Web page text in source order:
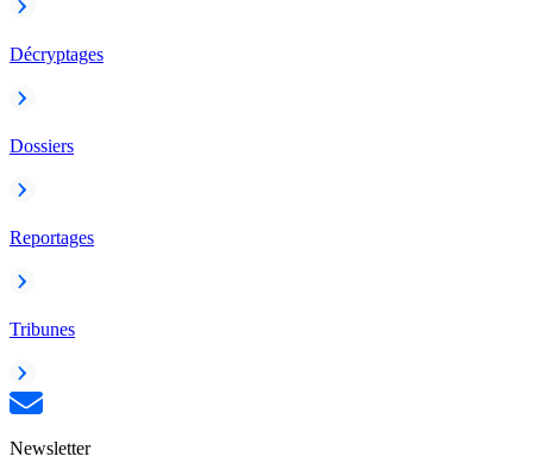
Décryptages
Dossiers
Reportages
Tribunes
Newsletter